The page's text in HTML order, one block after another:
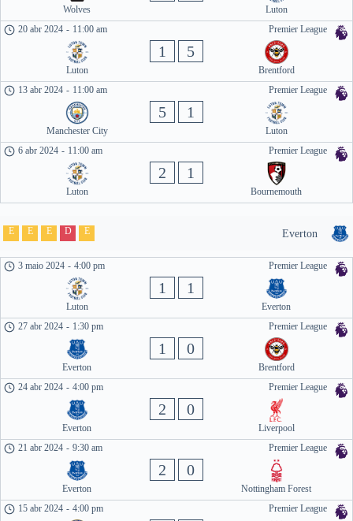
Wolves
Luton
Premier League
20 abr 2024 - 11:00 am
Luton
1 5
Brentford
Premier League
13 abr 2024 - 11:00 am
Manchester City
5 1
Luton
Premier League
6 abr 2024 - 11:00 am
Luton
2 1
Bournemouth
Everton
E E E D E
Premier League
3 maio 2024 - 4:00 pm
Luton
1 1
Everton
Premier League
27 abr 2024 - 1:30 pm
Everton
1 0
Brentford
Premier League
24 abr 2024 - 4:00 pm
Everton
2 0
Liverpool
Premier League
21 abr 2024 - 9:30 am
Everton
2 0
Nottingham Forest
Premier League
15 abr 2024 - 4:00 pm